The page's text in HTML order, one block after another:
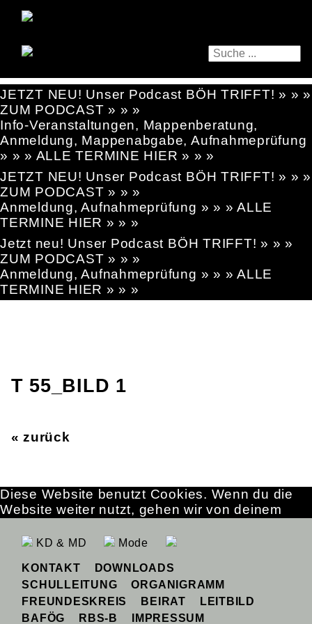
JETZT NEU! Unser Podcast BÖH TRIFFT! » » »
ZUM PODCAST » » »
Info-Veranstaltungen, Mappenberatung,
Anmeldung, Mappenabgabe, Aufnahmeprüfung
» » » ALLE TERMINE HIER » » »
JETZT NEU! Unser Podcast BÖH TRIFFT! » » »
ZUM PODCAST » » »
Anmeldung, Aufnahmeprüfung » » » ALLE
TERMINE HIER » » »
Jetzt neu! Unser Podcast BÖH TRIFFT! » » »
ZUM PODCAST » » »
Anmeldung, Aufnahmeprüfung » » » ALLE
TERMINE HIER » » »
T 55_BILD 1
« zurück
KD & MD Mode
KONTAKT
DOWNLOADS
SCHULLEITUNG
ORGANIGRAMM
FREUNDESKREIS
BEIRAT
LEITBILD
BAFÖG
RBS-B IMPRESSUM
Diese Website benutzt Cookies. Wenn du die
Website weiter nutzt, gehen wir von deinem